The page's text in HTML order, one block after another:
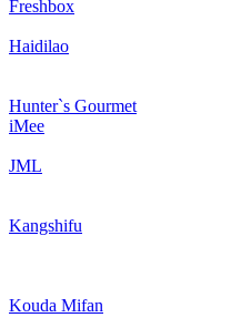
Freshbox
Haidilao
Hunter`s Gourmet
iMee
JML
Kangshifu
Kouda Mifan